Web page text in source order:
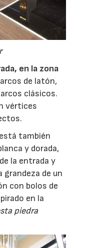
en la zona
de latón,
clásicos.
vértices
también
y dorada,
la entrada y
grandeza de un
con bolos de
en la
piedra